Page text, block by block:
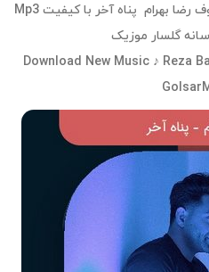
دانلود آهنگ دلنشین خواننده معروف رضا بهرام پناه آخر با کیفیت Mp3
Download New Music ♪ Reza